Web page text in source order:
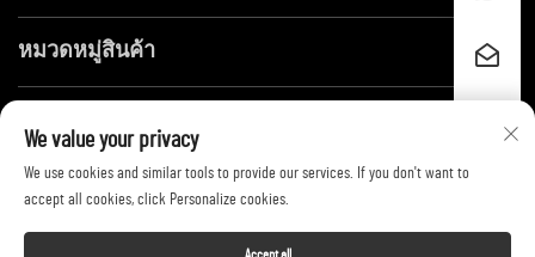
หมวดหมู่สินค้า
ติดต่อเรา
We value your privacy
We use cookies and similar tools to provide our services. If you don't want to
accept all cookies, click Personalize cookies.